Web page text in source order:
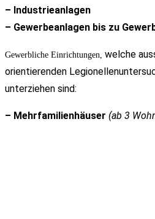
– Industrieanlagen
– Gewerbeanlagen bis zu
Gewerbliche Einrichtungen, welche
orientierenden
unterziehen sind:
– Mehrfamilienhäuser (ab 3